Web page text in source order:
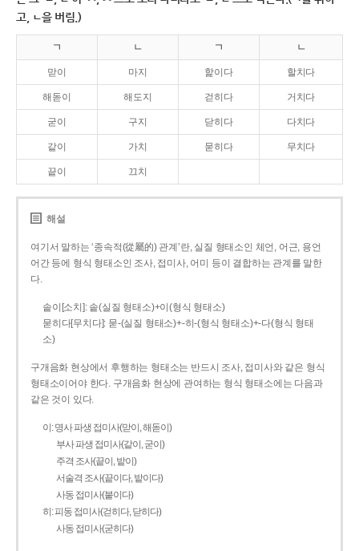
고, ㄴ을 버림.)
ㄱ ㄴ ㄱ ㄴ
맏이 마지 핥이다 할치다
해돋이 해도지 걷히다 거치다
굳이 구지 닫히다 다치다
같이 가치 묻히다 무치다
끝이 끄치
해설
여기서 말하는 ‘종속적(從屬的) 관계’란, 실질 형태소인 체언, 어근, 용언
어간 등에 형식 형태소인 조사, 접미사, 어미 등이 결합하는 관계를 말한
다.
솥이[소치]: 솥(실질 형태소)+이(형식 형태소)
묻히다[무치다]: 묻­-(실질 형태소)+­-히­-(형식 형태소)+-다(형식 형태
소)
구개음화 현상에서 후행하는 형태소는 반드시 조사, 접미사와 같은 형식
형태소이어야 한다. 구개음화 현상에 관여하는 형식 형태소에는 다음과
같은 것이 있다.
이: 명사 파생 접미사(맏이, 해돋이)
부사 파생 접미사(같이, 굳이)
주격 조사(끝이, 밭이)
서술격 조사(끝이다, 밭이다)
사동 접미사(붙이다)
히: 피동 접미사(걷히다, 닫히다)
사동 접미사(굳히다)